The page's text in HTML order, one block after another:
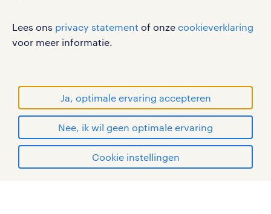
Lees ons privacy statement of onze cookieverklaring
voor meer informatie.
Ja, optimale ervaring accepteren
Nee, ik wil geen optimale ervaring
Cookie instellingen
solliciteren
gebruikersvoorwaarden
disclaimer
sitemap
RANDSTAD, HUMAN FORWARD en SHAPING THE
WORLD OF WORK zijn geregistreerde
handelsmerken van Randstad N.V.